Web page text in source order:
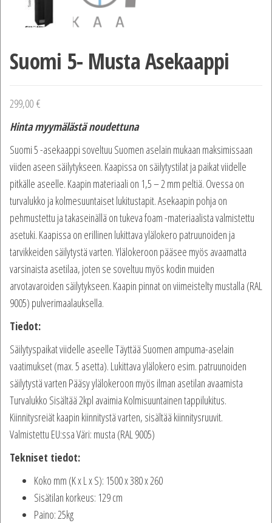
Suomi 5- Musta Asekaappi
299,00 €
Hinta myymälästä noudettuna
Suomi 5 -asekaappi soveltuu Suomen aselain mukaan maksimissaan
viiden aseen säilytykseen. Kaapissa on säilytystilat ja paikat viidelle
pitkälle aseelle. Kaapin materiaali on 1,5 – 2 mm peltiä. Ovessa on
turvalukko ja kolmesuuntaiset lukitustapit. Asekaapin pohja on
pehmustettu ja takaseinällä on tukeva foam -materiaalista valmistettu
asetuki. Kaapissa on erillinen lukittava ylälokero patruunoiden ja
tarvikkeiden säilytystä varten. Ylälokeroon pääsee myös avaamatta
varsinaista asetilaa, joten se soveltuu myös kodin muiden
arvotavaroiden säilytykseen. Kaapin pinnat on viimeistelty mustalla (RAL
9005) pulverimaalauksella.
Tiedot:
Säilytyspaikat viidelle aseelle Täyttää Suomen ampuma-aselain
vaatimukset (max. 5 asetta). Lukittava ylälokero esim. patruunoiden
säilytystä varten Pääsy ylälokeroon myös ilman asetilan avaamista
Turvalukko Sisältää 2kpl avaimia Kolmisuuntainen tappilukitus.
Kiinnitysreiät kaapin kiinnitystä varten, sisältää kiinnitysruuvit.
Valmistettu EU:ssa Väri: musta (RAL 9005)
Tekniset tiedot:
Koko mm (K x L x S): 1500 x 380 x 260
Sisätilan korkeus: 129 cm
Paino: 25kg